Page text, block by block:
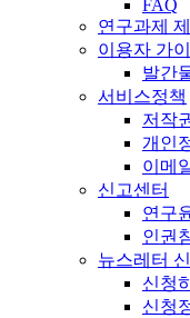
FAQ
연구과제
이용자 가
발간
서비스정책
저작
개인
이메
신고센터
연구
인권
뉴스레터
신청
신청